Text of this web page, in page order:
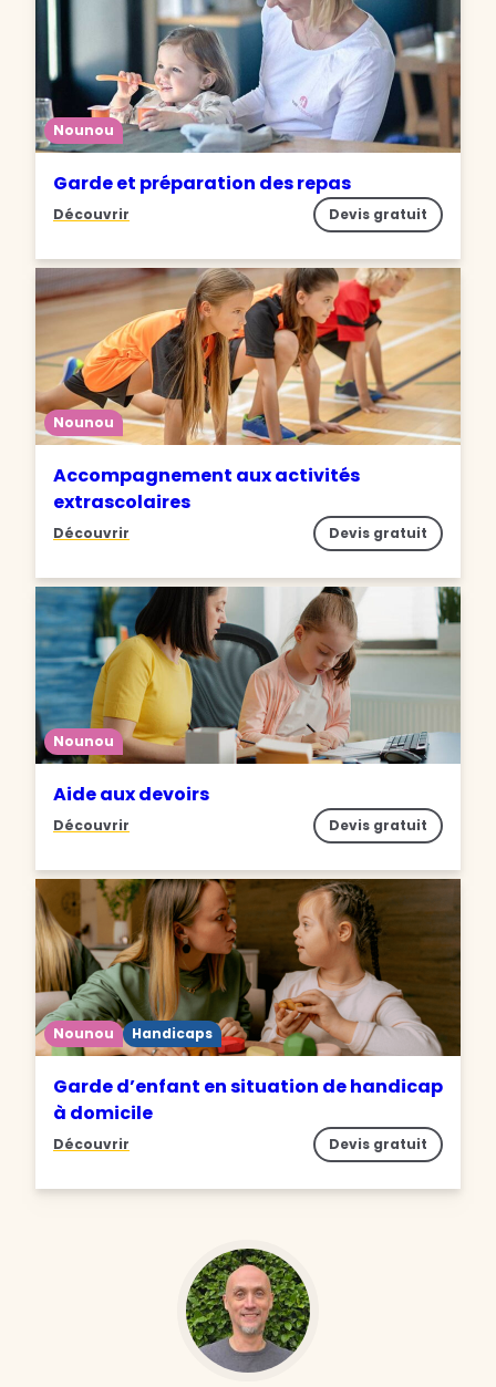
Nounou
Garde et préparation des repas
Découvrir Devis gratuit
Nounou
Accompagnement aux activités
extrascolaires
Découvrir Devis gratuit
Nounou
Aide aux devoirs
Découvrir Devis gratuit
Nounou Handicaps
Garde d’enfant en situation de handicap
à domicile
Découvrir Devis gratuit